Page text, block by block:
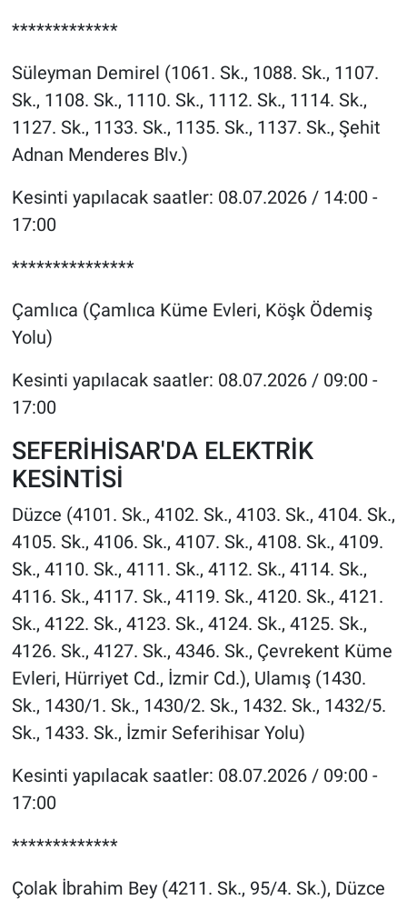
*************
Süleyman Demirel (1061. Sk., 1088. Sk., 1107.
Sk., 1108. Sk., 1110. Sk., 1112. Sk., 1114. Sk.,
1127. Sk., 1133. Sk., 1135. Sk., 1137. Sk., Şehit
Adnan Menderes Blv.)
Kesinti yapılacak saatler: 08.07.2026 / 14:00 -
17:00
***************
Çamlıca (Çamlıca Küme Evleri, Köşk Ödemiş
Yolu)
Kesinti yapılacak saatler: 08.07.2026 / 09:00 -
17:00
SEFERİHİSAR'DA ELEKTRİK
KESİNTİSİ
Düzce (4101. Sk., 4102. Sk., 4103. Sk., 4104. Sk.,
4105. Sk., 4106. Sk., 4107. Sk., 4108. Sk., 4109.
Sk., 4110. Sk., 4111. Sk., 4112. Sk., 4114. Sk.,
4116. Sk., 4117. Sk., 4119. Sk., 4120. Sk., 4121.
Sk., 4122. Sk., 4123. Sk., 4124. Sk., 4125. Sk.,
4126. Sk., 4127. Sk., 4346. Sk., Çevrekent Küme
Evleri, Hürriyet Cd., İzmir Cd.), Ulamış (1430.
Sk., 1430/1. Sk., 1430/2. Sk., 1432. Sk., 1432/5.
Sk., 1433. Sk., İzmir Seferihisar Yolu)
Kesinti yapılacak saatler: 08.07.2026 / 09:00 -
17:00
*************
Çolak İbrahim Bey (4211. Sk., 95/4. Sk.), Düzce